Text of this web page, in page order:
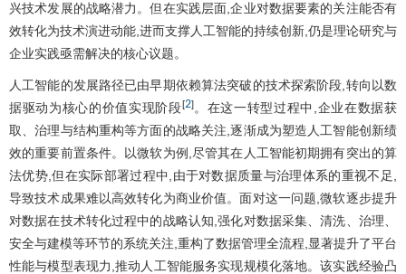
兴技术发展的战略潜力。但在实践层面,企业对数据要素的关注能否有
效转化为技术演进动能,进而支撑人工智能的持续创新,仍是理论研究与
企业实践亟需解决的核心议题。
人工智能的发展路径已由早期依赖算法突破的技术探索阶段,转向以数
据驱动为核心的价值实现阶段[2]。在这一转型过程中,企业在数据获
取、治理与结构重构等方面的战略关注,逐渐成为塑造人工智能创新绩
效的重要前置条件。以微软为例,尽管其在人工智能初期拥有突出的算
法优势,但在实际部署过程中,由于对数据质量与治理体系的重视不足,
导致技术成果难以高效转化为商业价值。面对这一问题,微软逐步提升
对数据在技术转化过程中的战略认知,强化对数据采集、清洗、治理、
安全与建模等环节的系统关注,重构了数据管理全流程,显著提升了平台
性能与模型表现力,推动人工智能服务实现规模化落地。该实践经验凸